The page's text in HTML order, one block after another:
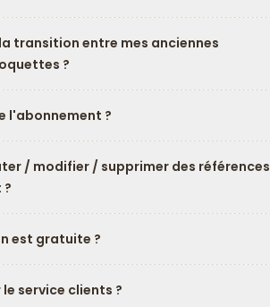
transition entre mes anciennes
?
l'abonnement ?
/ modifier / supprimer des références
est gratuite ?
service clients ?